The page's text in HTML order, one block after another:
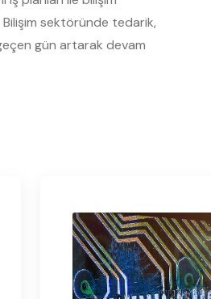
Bilişim sektöründe tedarik,
gün artarak devam